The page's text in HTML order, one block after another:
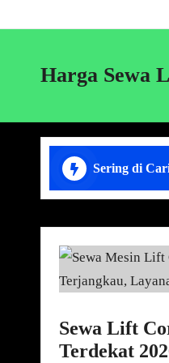
Harga Sewa
Sering di
di Lampung
Sewa Lift
Terdekat